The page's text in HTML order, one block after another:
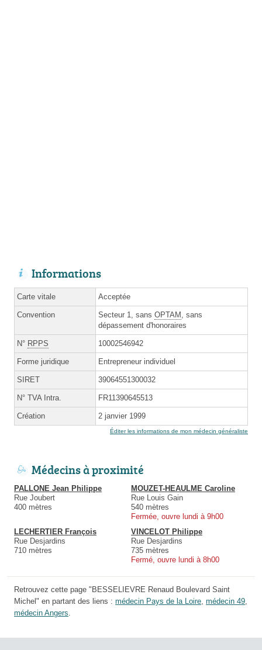
Informations
Carte vitale Acceptée
Convention Secteur 1, sans OPTAM , sans
dépassement d'honoraires
N° RPPS 10002546942
Forme juridique Entrepreneur individuel
SIRET 39064551300032
N° TVA Intra. FR11390645513
Création 2 janvier 1999
Éditer les informations de mon médecin généraliste
Médecins à proximité
PALLONE Jean Philippe
Rue Joubert
400 mètres
MOUZET-HEAULME Caroline
Rue Louis Gain
540 mètres
Fermée, ouvre lundi à 9h00
LECHERTIER François
Rue Desjardins
710 mètres
VINCELOT Philippe
Rue Desjardins
735 mètres
Fermé, ouvre lundi à 8h00
Retrouvez cette page "BESSELIEVRE Renaud Boulevard Saint
Michel" en partant des liens : médecin Pays de la Loire, médecin 49,
médecin Angers.